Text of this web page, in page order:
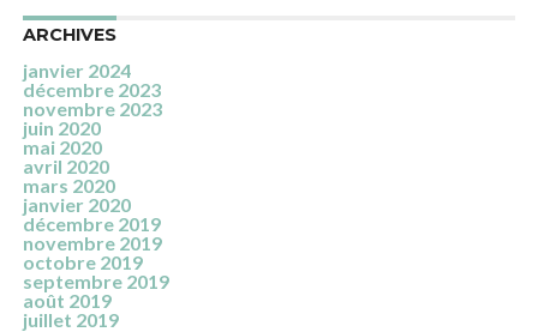
ARCHIVES
janvier 2024
décembre 2023
novembre 2023
juin 2020
mai 2020
avril 2020
mars 2020
janvier 2020
décembre 2019
novembre 2019
octobre 2019
septembre 2019
août 2019
juillet 2019